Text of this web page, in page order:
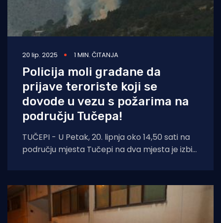
20 lip. 2025 1 MIN. ČITANJA
Policija moli građane da
prijave teroriste koji se
dovode u vezu s požarima na
području Tučepa!
TUČEPI - U Petak, 20. lipnja oko 14,50 sati na
području mjesta Tučepi na dva mjesta je izbio